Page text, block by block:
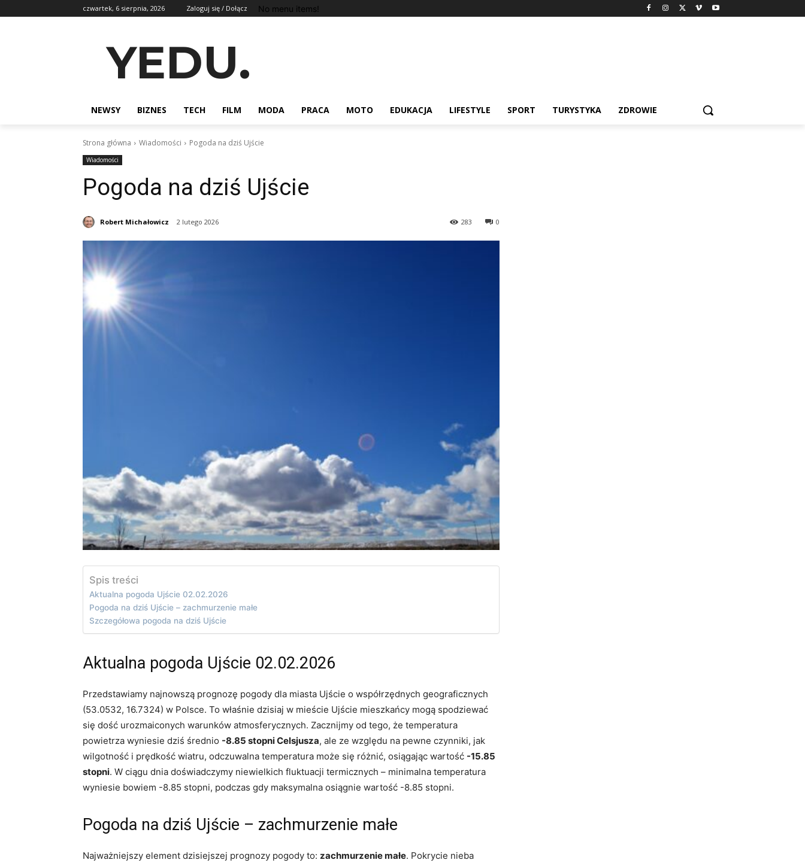
czwartek, 6 sierpnia, 2026 Zaloguj się / Dołącz No menu items!
YEDU.
NEWSY BIZNES TECH FILM MODA PRACA MOTO EDUKACJA LIFESTYLE SPORT TURYSTYKA ZDROWIE
Strona główna Wiadomości Pogoda na dziś Ujście
Wiadomości
Pogoda na dziś Ujście
Robert Michałowicz 2 lutego 2026 0
283
Spis treści
Aktualna pogoda Ujście 02.02.2026
Pogoda na dziś Ujście – zachmurzenie małe
Szczegółowa pogoda na dziś Ujście
Aktualna pogoda Ujście 02.02.2026
Przedstawiamy najnowszą prognozę pogody dla miasta Ujście o współrzędnych geograficznych
(53.0532, 16.7324) w Polsce. To właśnie dzisiaj w mieście Ujście mieszkańcy mogą spodziewać
się dość urozmaiconych warunków atmosferycznych. Zacznijmy od tego, że temperatura
powietrza wyniesie dziś średnio -8.85 stopni Celsjusza, ale ze względu na pewne czynniki, jak
wilgotność i prędkość wiatru, odczuwalna temperatura może się różnić, osiągając wartość -15.85
stopni. W ciągu dnia doświadczymy niewielkich fluktuacji termicznych – minimalna temperatura
wyniesie bowiem -8.85 stopni, podczas gdy maksymalna osiągnie wartość -8.85 stopni.
Pogoda na dziś Ujście – zachmurzenie małe
Najważniejszy element dzisiejszej prognozy pogody to: zachmurzenie małe. Pokrycie nieba